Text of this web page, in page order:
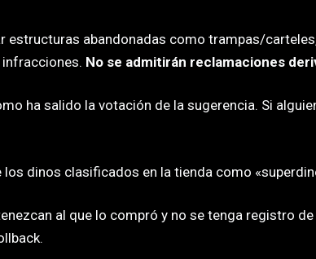
estructuras abandonadas como trampas/
No se admitirán reclamaciones
ha salido la votación de la sugerencia. Si
dinos clasificados en la tienda como
al que lo compró y no se tenga registro